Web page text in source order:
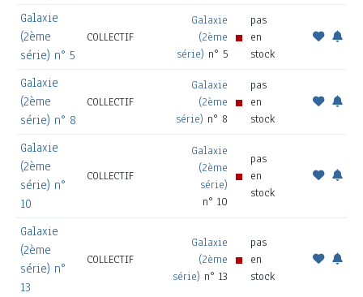
Galaxie
(2ème
série) n° 5
COLLECTIF
Galaxie
(2ème
série) n° 5
pas
en
stock
Galaxie
(2ème
série) n° 8
COLLECTIF
Galaxie
(2ème
série) n° 8
pas
en
stock
Galaxie
(2ème
série) n°
10
COLLECTIF
Galaxie
(2ème
série)
n° 10
pas
en
stock
Galaxie
(2ème
série) n°
13
COLLECTIF
Galaxie
(2ème
série) n° 13
pas
en
stock